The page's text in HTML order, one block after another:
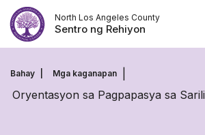
Laktawan
ang
nilalaman
North Los Angeles County
Sentro ng Rehiyon
Bahay Mga kaganapan
Oryentasyon sa Pagpapasya sa Sarili